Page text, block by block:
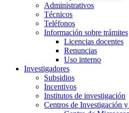
Administrativos
Técnicos
Teléfonos
Información sobre trámites
Licencias docentes
Renuncias
Uso interno
Investigadores
Subsidios
Incentivos
Institutos de investigación
Centros de Investigación